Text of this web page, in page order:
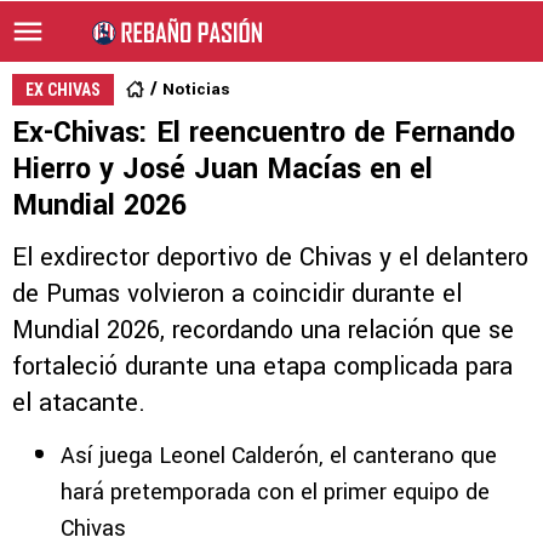
EX CHIVAS Noticias
Ex-Chivas: El reencuentro de Fernando
Hierro y José Juan Macías en el
Mundial 2026
El exdirector deportivo de Chivas y el delantero
de Pumas volvieron a coincidir durante el
Mundial 2026, recordando una relación que se
fortaleció durante una etapa complicada para
el atacante.
Así juega Leonel Calderón, el canterano que
hará pretemporada con el primer equipo de
Chivas